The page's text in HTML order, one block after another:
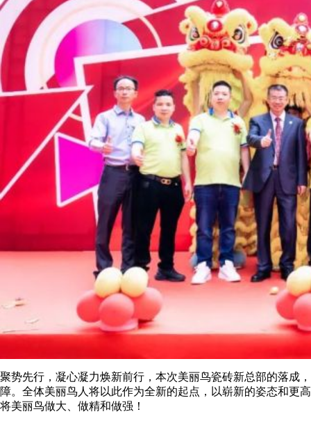
聚势先行，凝心凝力焕新前行，本次美丽鸟瓷砖新总部的落成
障。全体美丽鸟人将以此作为全新的起点，以崭新的姿态和更
将美丽鸟做大、做精和做强！